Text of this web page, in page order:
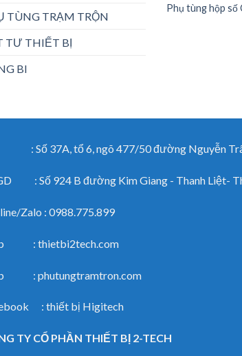
TÙNG TRẠM TRỘN
TƯ THIẾT BỊ
BI
Phụ tùng hộp số
Số 37A, tổ 6, ngõ 477/50 đường Nguyễn Trãi,
: Số 924 B đường Kim Giang - Thanh Liệt-
Zalo : 0988.775.899
: thietbi2tech.com
: phutungtramtron.com
: thiết bị Higitech
TY CỔ PHẦN THIẾT BỊ 2-TECH